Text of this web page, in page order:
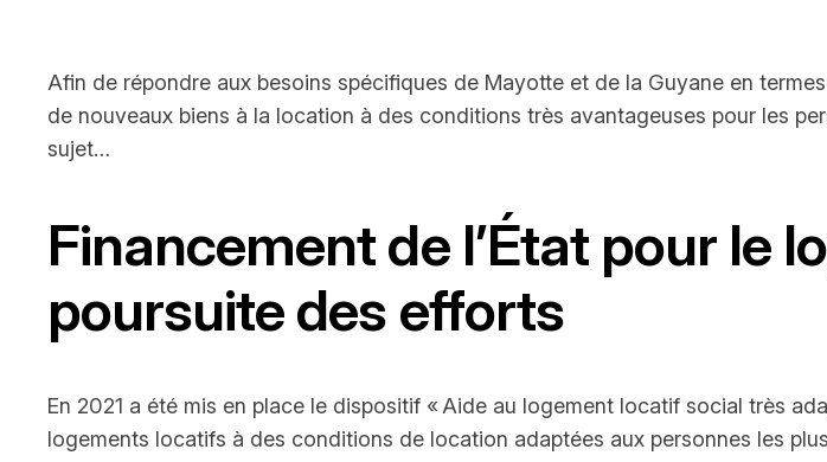
Afin de répondre aux besoins spécifiques de Mayotte et de la Guyane en
de nouveaux biens à la location à des conditions très avantageuses pour les
sujet…
Financement de l’État pour le
poursuite des efforts
En 2021 a été mis en place le dispositif « Aide au logement locatif social très
logements locatifs à des conditions de location adaptées aux personnes les